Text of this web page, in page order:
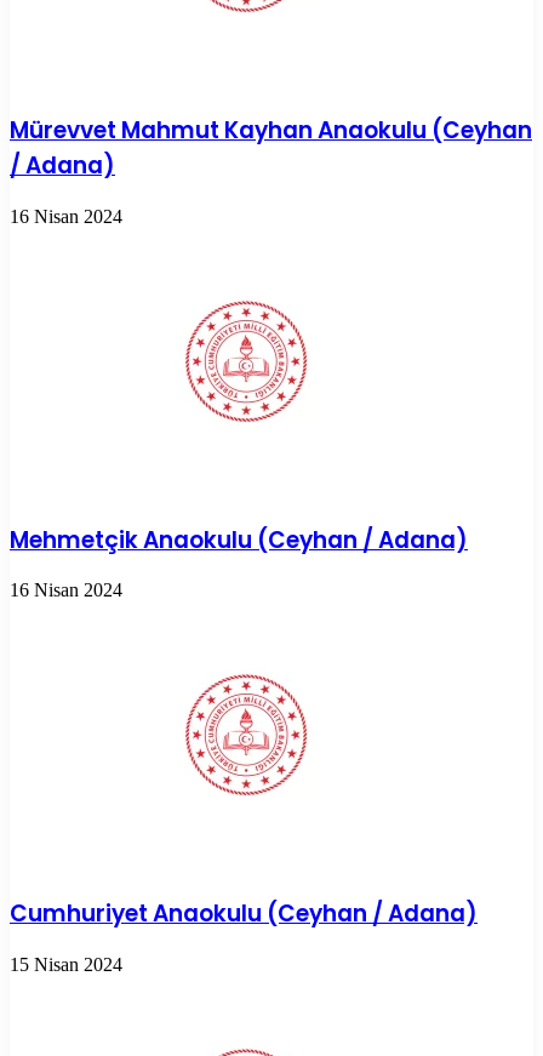
Mürevvet Mahmut Kayhan Anaokulu (Ceyhan
/ Adana)
16 Nisan 2024
Mehmetçik Anaokulu (Ceyhan / Adana)
16 Nisan 2024
Cumhuriyet Anaokulu (Ceyhan / Adana)
15 Nisan 2024